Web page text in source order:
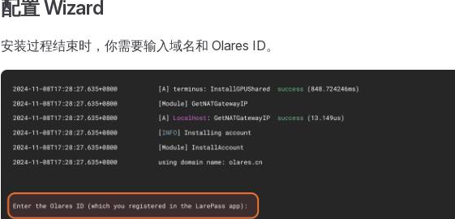
配置 Wizard
安装过程结束时，你需要输入域名和 Olares ID。